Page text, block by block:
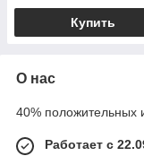
Купить
О нас
40% положительных
Работает с